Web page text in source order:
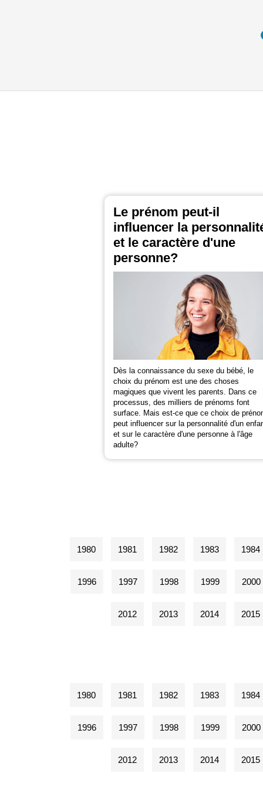
Le prénom peut-il
influencer la
et le caractère d'une
personne?
Dès la connaissance du sexe du bébé, le
choix du prénom est une des choses
magiques que vivent les parents. Dans ce
processus, des milliers de prénoms font
surface. Mais est-ce que ce choix de
peut influencer sur la personnalité d'un
et sur le caractère d'une personne à l'âge
adulte?
1980 1981 1982 1983 1984
1996 1997 1998 1999 2000
2012 2013 2014 2015
1980 1981 1982 1983 1984
1996 1997 1998 1999 2000
2012 2013 2014 2015